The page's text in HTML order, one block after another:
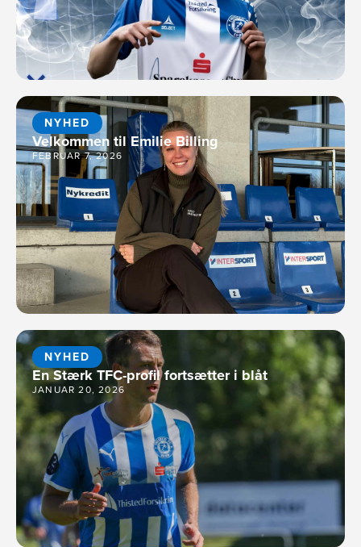
NYHED
Velkommen til Emilie Billing
FEBRUAR 7, 2026
NYHED
En Stærk TFC-profil fortsætter i blåt
JANUAR 20, 2026